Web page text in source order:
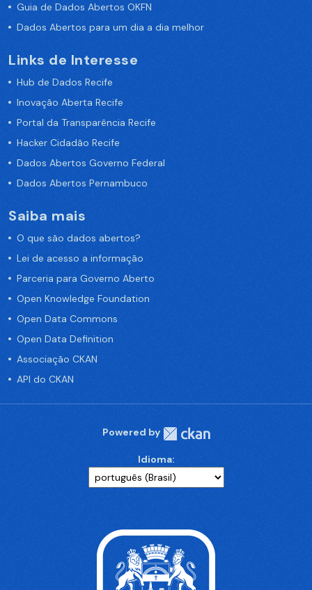
Guia de Dados Abertos OKFN
Dados Abertos para um dia a dia melhor
Links de Interesse
Hub de Dados Recife
Inovação Aberta Recife
Portal da Transparência Recife
Hacker Cidadão Recife
Dados Abertos Governo Federal
Dados Abertos Pernambuco
Saiba mais
O que são dados abertos?
Lei de acesso a informação
Parceria para Governo Aberto
Open Knowledge Foundation
Open Data Commons
Open Data Definition
Associação CKAN
API do CKAN
Powered by
Idioma